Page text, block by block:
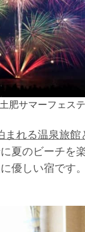
肥サマーフェス
まれる温泉旅館
夏のビーチを
優しい宿です。